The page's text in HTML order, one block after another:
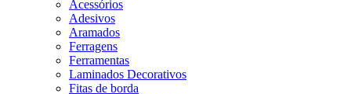
Acessórios
Adesivos
Aramados
Ferragens
Ferramentas
Laminados Decorativos
Fitas de borda